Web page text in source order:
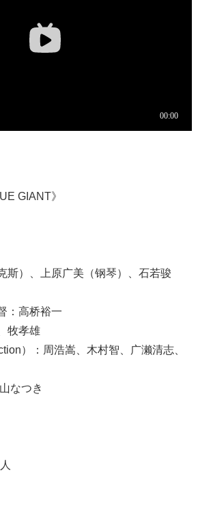
GIANT》
斯）、上原广美（钢琴）、石若骏
：高桥裕一
牧孝雄
）：周浩嵩、木村智、广濑清志、
なつき